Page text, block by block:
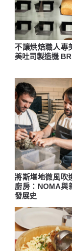
不讓烘焙職人專
美吐司製造機
將斯堪地微風吹
廚房：NOMA與
發展史